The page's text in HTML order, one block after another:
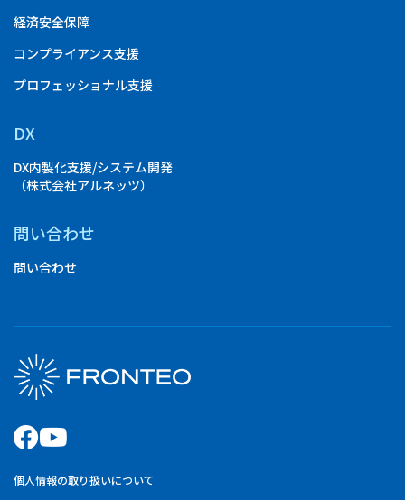
経済安全保障
コンプライアンス支援
プロフェッショナル支援
DX
DX内製化支援/システム開発
（株式会社アルネッツ）
問い合わせ
問い合わせ
個人情報の取り扱いについて